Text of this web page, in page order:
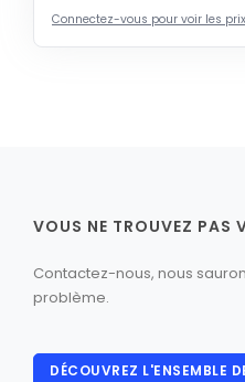
Connectez-vous pour voir les prix
VOUS NE TROUVEZ PAS
Contactez-nous, nous
problème.
DÉCOUVREZ L'ENSEMBLE